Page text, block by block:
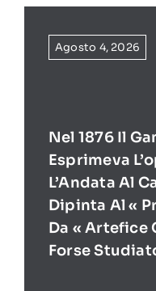
Agosto 4, 2026
Nel 1876 Il
Esprimeva
L’Andata Al
Dipinta Al «
Da « Artefice
Forse